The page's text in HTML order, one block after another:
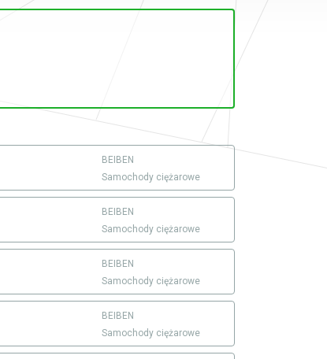
BEIBEN
Samochody ciężarowe
BEIBEN
Samochody ciężarowe
BEIBEN
Samochody ciężarowe
BEIBEN
Samochody ciężarowe